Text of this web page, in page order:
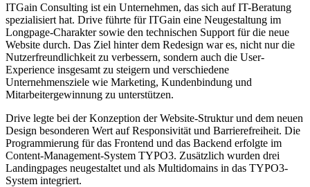
ITGain Consulting ist ein Unternehmen, das sich auf IT-Beratung
spezialisiert hat. Drive führte für ITGain eine Neugestaltung im
Longpage-Charakter sowie den technischen Support für die neue
Website durch. Das Ziel hinter dem Redesign war es, nicht nur die
Nutzerfreundlichkeit zu verbessern, sondern auch die User-
Experience insgesamt zu steigern und verschiedene
Unternehmensziele wie Marketing, Kundenbindung und
Mitarbeitergewinnung zu unterstützen.
Drive legte bei der Konzeption der Website-Struktur und dem neuen
Design besonderen Wert auf Responsivität und Barrierefreiheit. Die
Programmierung für das Frontend und das Backend erfolgte im
Content-Management-System TYPO3. Zusätzlich wurden drei
Landingpages neugestaltet und als Multidomains in das TYPO3-
System integriert.